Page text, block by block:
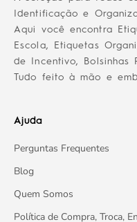
Identificação e
Aqui você encontra
Escola, Etiquetas
de Incentivo, Bolsinhas
Tudo feito à mão e
Ajuda
Perguntas Frequentes
Blog
Quem Somos
Política de Compra, Troca,